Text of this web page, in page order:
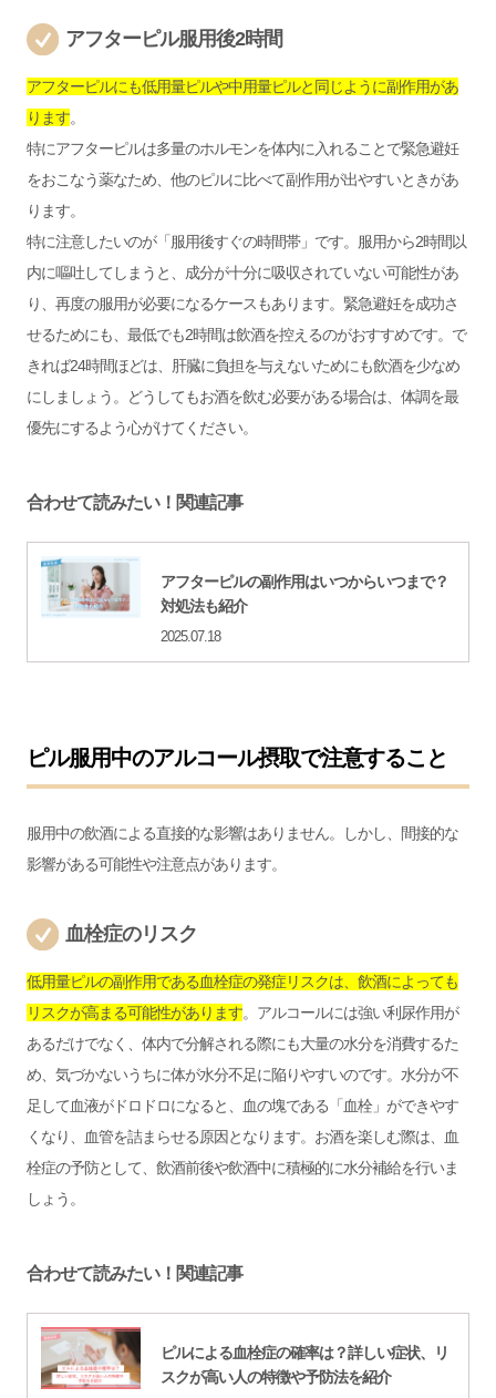
アフターピル服用後2時間
アフターピルにも低用量ピルや中用量ピルと同じように副作用があ
ります。
特にアフターピルは多量のホルモンを体内に入れることで緊急避妊
をおこなう薬なため、他のピルに比べて副作用が出やすいときがあ
ります。
特に注意したいのが「服用後すぐの時間帯」です。服用から2時間以
内に嘔吐してしまうと、成分が十分に吸収されていない可能性があ
り、再度の服用が必要になるケースもあります。緊急避妊を成功さ
せるためにも、最低でも2時間は飲酒を控えるのがおすすめです。で
きれば24時間ほどは、肝臓に負担を与えないためにも飲酒を少なめ
にしましょう。どうしてもお酒を飲む必要がある場合は、体調を最
優先にするよう心がけてください。
合わせて読みたい！関連記事
アフターピルの副作用はいつからいつまで？
対処法も紹介
2025.07.18
ピル服用中のアルコール摂取で注意すること
服用中の飲酒による直接的な影響はありません。しかし、間接的な
影響がある可能性や注意点があります。
血栓症のリスク
低用量ピルの副作用である血栓症の発症リスクは、飲酒によっても
リスクが高まる可能性があります。アルコールには強い利尿作用が
あるだけでなく、体内で分解される際にも大量の水分を消費するた
め、気づかないうちに体が水分不足に陥りやすいのです。水分が不
足して血液がドロドロになると、血の塊である「血栓」ができやす
くなり、血管を詰まらせる原因となります。お酒を楽しむ際は、血
栓症の予防として、飲酒前後や飲酒中に積極的に水分補給を行いま
しょう。
合わせて読みたい！関連記事
ピルによる血栓症の確率は？詳しい症状、リ
スクが高い人の特徴や予防法を紹介